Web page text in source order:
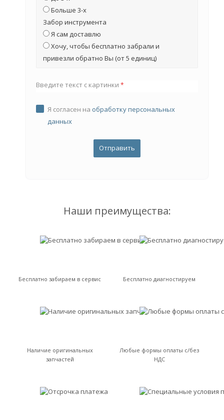
Больше 3-х
Забор инструмента
Я сам доставлю
Хочу, чтобы бесплатно забрали и
привезли обратно Вы (от 5 единиц)
Введите текст с картинки *
Я согласен на обработку персональных
данных
Наши преимущества:
Бесплатно забираем в сервис Бесплатно диагностируем
Наличие оригинальных
запчастей
Любые формы оплаты с/без
НДС